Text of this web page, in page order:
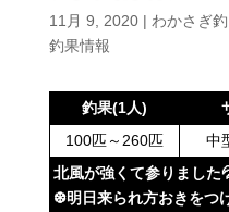
11月 9, 2020| わかさぎ
釣果情報
釣果(1人)
100匹～260匹
中
北風が強くて参りまし
❆明日来られ方おきをつ